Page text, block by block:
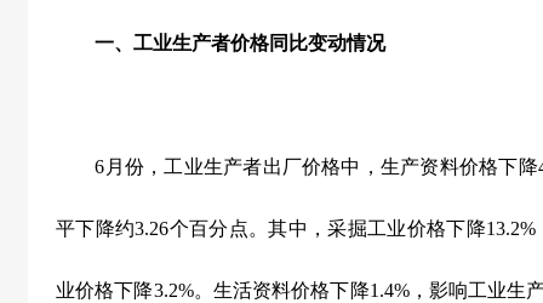
一、工业生产者价格同比变动情况
6 月份，工业生产者出厂价格中，生产资料价格下降
平下降约3.26个百分点。其中，采掘工业价格下降13.2%
业价格下降3.2%。生活资料价格下降1.4%，影响工业生